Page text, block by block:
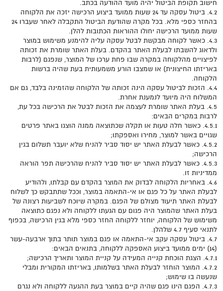
חישוב תקופת הביטול יהיה מועד ההודעה בכתב.
4.2. ביטול עסקה עד 24 שעות ממועד ביצוע הרכישה יזכה את הלקוחה
בהחזר כספי מלא. בכל מקרה שהודעת הביטול התקבלה לאחר שעברו 24
שעות ממועד הרכישה יחולו ההוראות הכתובות להלן.
4.3. כאשר לקוחה מבקשת לבטל עסקה עליה להימנע משימוש במוצר
ולדאוג להשבתו לבעלת האתר בהקדם. בעלת האתר שומרת את זכותה
לפיצויים מהלקוחה במקרה שבו פחת ערכו של המוצר, שנפגם (לרבות
באריזתו החיצונית) או שמצבו הורע משמעותית בעת שהיה ברשות
הלקוחה.
4.4. הזכות לביטול עסקה הינה זכותה של הלקוחה שהזמינה בלבד, גם אם
המשלוח היה מיועד לנמענת אחרת.
4.5. בעלת האתר שומרת לעצמה את הזכות לבטל את הרכישה בכל עת,
לרבות במקרים הבאים:
4.5.1. כאשר חלה טעות או תקלה שכתוצאה ממנה הוצגו באתר פרטים
שגויים באשר למוצר, מחירו ואספקתו;
4.5.2. כאשר לבעלת האתר יש יסוד סביר להניח שלא יועבר תשלום בגין
הרכישה;
4.5.3. כאשר לבעלת האתר יש יסוד סביר להניח שהרכישה תפר הוראה
ממדיניות זו.
4.6. באחריות הלקוחה לבדוק את המוצר בהקדם עם קבלתו, ולהודיע
לבעלת האתר על כל פגם או אי-התאמה במוצר, וככל שתתבקש כך לשלוח
לבעלת האתר תיעוד מצולם של הפגם. במקרה שיוכח לשביעות רצונה של
בעלת האתר שהמוצר היה פגום עם הגעתו ללקוחה ולא נפגם כתוצאה
משימוש של הלקוחה, יוחזר ללקוחה החזר כספי מלא בגין הרכישה, בכפוף
לתנאי סעיף 4.7 שלהלן.
4.7. ביטול עסקה עקב אי-התאמה או פגם במוצר תותר בתוך ארבעה-עשר
(14) ימים ממועד ביצוע האספקה ללקוחה, בתנאים הבאים:
4.7.1. הצגת הוכחת קנייה המעידה על קניית המוצר ותאריך הרכישה;
4.7.2. המוצר הוחזר לבעלת האתר בשלמותו, באריזתו המקורית ומבלי
שנעשה בו שימוש;
4.7.3. הפגם הינו פגם שהיה קיים במוצר בעת ההגעה ללקוחה ולא נגרם